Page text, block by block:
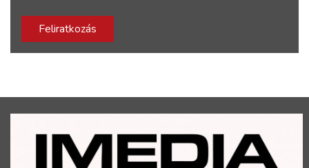
Feliratkozás